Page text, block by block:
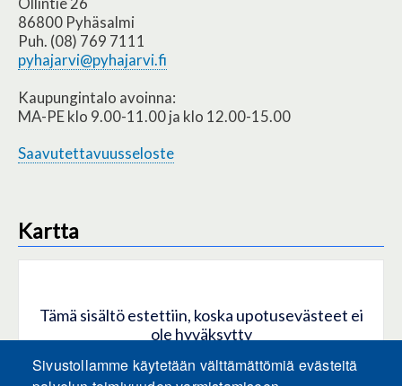
86800 Pyhäsalmi
Puh. (08) 769 7111
pyhajarvi@pyhajarvi.fi
Kaupungintalo avoinna:
MA-PE klo 9.00-11.00 ja klo 12.00-15.00
Saavutettavuusseloste
Kartta
Tämä sisältö estettiin, koska upotusevästeet ei
ole hyväksytty
Sivustollamme käytetään välttämättömiä evästeitä